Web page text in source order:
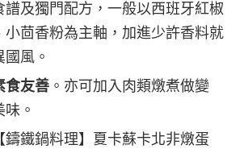
譜及獨門配方，一般以西班牙紅椒
小茴香粉為主軸，加進少許香料就
風。
食友善 。亦可加入肉類燉煮做變
。
【鑄鐵鍋料理】夏卡蘇卡北非燉蛋